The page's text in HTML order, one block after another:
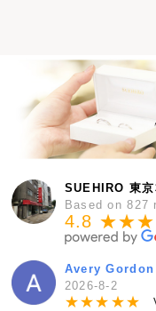
SUEHIRO 東京
Based on 827
4.8
Avery Gordon
2026-8-2
★★★ ★★